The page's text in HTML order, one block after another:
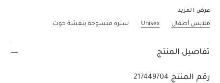
عرض المزيد
ملابس أطفال Unisex سترة منسوجة بنقشة حوت
تفاصيل المنتج
رقم المنتج 217449704